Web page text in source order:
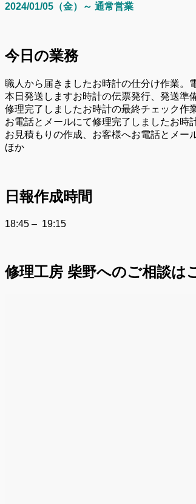
2024/01/05（金）～ 通常営業
今日の業務
職人から届きましたお時計の仕分け作業。
本日発送しますお時計の伝票発行、発送準備
修理完了しましたお時計の最終チェック作
お電話とメールにて修理完了しましたお時
お見積もりの作成、お客様へお電話とメー
ほか
日報作成時間
18:45 – 19:15
修理工房 柴野へのご相談は